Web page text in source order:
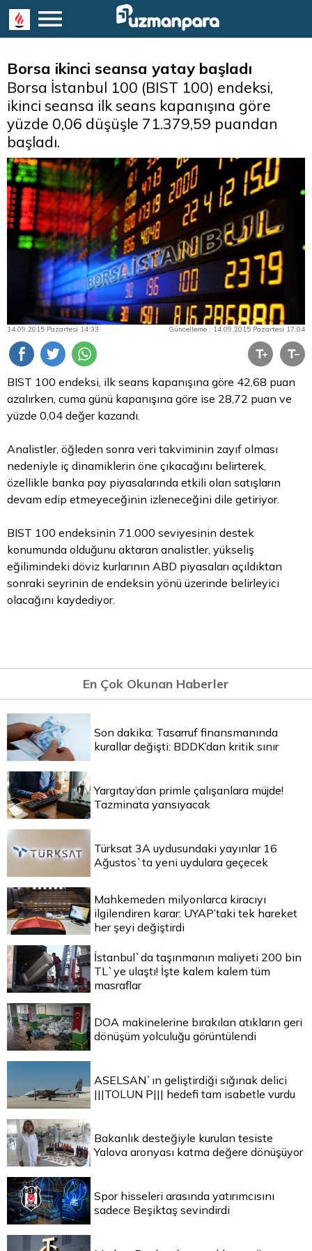
Borsa ikinci seansa yatay başladı
Borsa İstanbul 100 (BIST 100) endeksi,
ikinci seansa ilk seans kapanışına göre
yüzde 0,06 düşüşle 71.379,59 puandan
başladı.
14.09.2015 Pazartesi 14:33 Güncelleme : 14.09.2015 Pazartesi 17:04
BIST 100 endeksi, ilk seans kapanışına göre 42,68 puan
azalırken, cuma günü kapanışına göre ise 28,72 puan ve
yüzde 0,04 değer kazandı.
Analistler, öğleden sonra veri takviminin zayıf olması
nedeniyle iç dinamiklerin öne çıkacağını belirterek,
özellikle banka pay piyasalarında etkili olan satışların
devam edip etmeyeceğinin izleneceğini dile getiriyor.
BIST 100 endeksinin 71.000 seviyesinin destek
konumunda olduğunu aktaran analistler, yükseliş
eğilimindeki döviz kurlarının ABD piyasaları açıldıktan
sonraki seyrinin de endeksin yönü üzerinde belirleyici
olacağını kaydediyor.
En Çok Okunan Haberler
Son dakika: Tasarruf finansmanında
kurallar değişti: BDDK’dan kritik sınır
Yargıtay’dan primle çalışanlara müjde!
Tazminata yansıyacak
Türksat 3A uydusundaki yayınlar 16
Ağustos`ta yeni uydulara geçecek
Mahkemeden milyonlarca kiracıyı
ilgilendiren karar: UYAP’taki tek hareket
her şeyi değiştirdi
İstanbul`da taşınmanın maliyeti 200 bin
TL`ye ulaştı! İşte kalem kalem tüm
masraflar
DOA makinelerine bırakılan atıkların geri
dönüşüm yolculuğu görüntülendi
ASELSAN`ın geliştirdiği sığınak delici
|||TOLUN P||| hedefi tam isabetle vurdu
Bakanlık desteğiyle kurulan tesiste
Yalova aronyası katma değere dönüşüyor
Spor hisseleri arasında yatırımcısını
sadece Beşiktaş sevindirdi